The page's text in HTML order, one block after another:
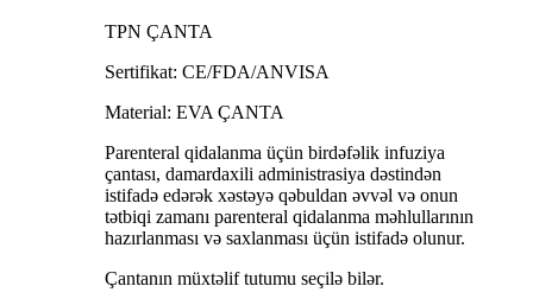
TPN ÇANTA
Sertifikat: CE/FDA/ANVISA
Material: EVA ÇANTA
Parenteral qidalanma üçün birdəfəlik infuziya
çantası, damardaxili administrasiya dəstindən
istifadə edərək xəstəyə qəbuldan əvvəl və onun
tətbiqi zamanı parenteral qidalanma məhlullarının
hazırlanması və saxlanması üçün istifadə olunur.
Çantanın müxtəlif tutumu seçilə bilər.